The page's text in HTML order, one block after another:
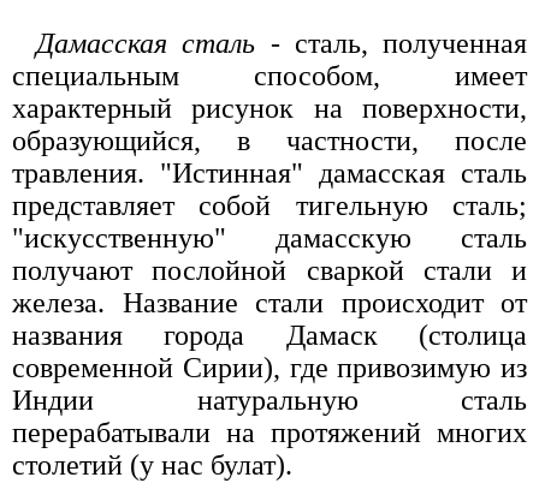
Дамасская сталь - сталь, полученная
специальным способом, имеет
характерный рисунок на поверхности,
образующийся, в частности, после
травления. "Истинная" дамасская сталь
представляет собой тигельную сталь;
"искусственную" дамасскую сталь
получают послойной сваркой стали и
железа. Название стали происходит от
названия города Дамаск (столица
современной Сирии), где привозимую из
Индии натуральную сталь
перерабатывали на протяжений многих
столетий (у нас булат).